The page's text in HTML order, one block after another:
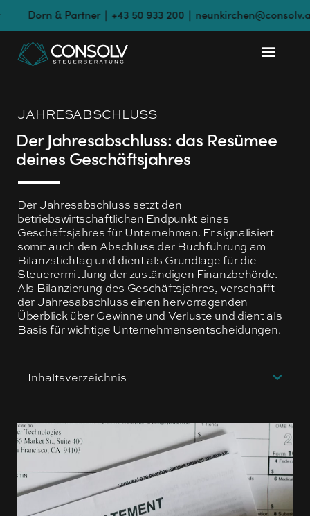
& Partner ∣ +43 50 933 200 ∣ neunkirchen@consolv.at
JAHRESABSCHLUSS
Der Jahresabschluss: das Resümee
deines Geschäftsjahres
Der Jahresabschluss setzt den
betriebswirtschaftlichen Endpunkt eines
Geschäftsjahres für Unternehmen. Er signalisiert
somit auch den Abschluss der Buchführung am
Bilanzstichtag und dient als Grundlage für die
Steuerermittlung der zuständigen Finanzbehörde.
Als Bilanzierung des Geschäftsjahres, verschafft
der Jahresabschluss einen hervorragenden
Überblick über Gewinne und Verluste und dient als
Basis für wichtige Unternehmensentscheidungen.
Inhaltsverzeichnis